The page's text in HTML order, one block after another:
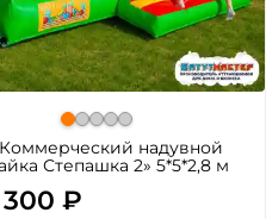
Коммерческий надувной
Степашка 2» 5*5*2,8 м
300 ₽